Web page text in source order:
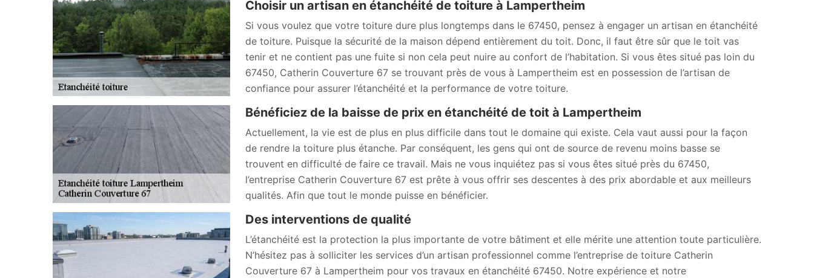
Choisir un artisan en étanchéité de toiture à Lampertheim
Si vous voulez que votre toiture dure plus longtemps dans le 67450, pensez à engager un artisan en étanchéité
de toiture. Puisque la sécurité de la maison dépend entièrement du toit. Donc, il faut être sûr que le toit vas
tenir et ne contient pas une fuite si non cela peut nuire au confort de l’habitation. Si vous êtes situé pas loin du
67450, Catherin Couverture 67 se trouvant près de vous à Lampertheim est en possession de l’artisan de
confiance pour assurer l’étanchéité et la performance de votre toiture.
Bénéficiez de la baisse de prix en étanchéité de toit à Lampertheim
Actuellement, la vie est de plus en plus difficile dans tout le domaine qui existe. Cela vaut aussi pour la façon
de rendre la toiture plus étanche. Par conséquent, les gens qui ont de source de revenu moins basse se
trouvent en difficulté de faire ce travail. Mais ne vous inquiétez pas si vous êtes situé près du 67450,
l’entreprise Catherin Couverture 67 est prête à vous offrir ses descentes à des prix abordable et aux meilleurs
qualités. Afin que tout le monde puisse en bénéficier.
Des interventions de qualité
L’étanchéité est la protection la plus importante de votre bâtiment et elle mérite une attention toute particulière.
N’hésitez pas à solliciter les services d’un artisan professionnel comme l’entreprise de toiture Catherin
Couverture 67 à Lampertheim pour vos travaux en étanchéité 67450. Notre expérience et notre